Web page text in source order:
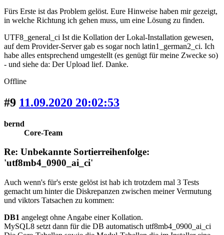
Fürs Erste ist das Problem gelöst. Eure Hinweise haben mir gezeigt,
in welche Richtung ich gehen muss, um eine Lösung zu finden.
UTF8_general_ci Ist die Kollation der Lokal-Installation gewesen,
auf dem Provider-Server gab es sogar noch latin1_german2_ci. Ich
habe alles entsprechend umgestellt (es genügt für meine Zwecke so)
- und siehe da: Der Upload lief. Danke.
Offline
#9 11.09.2020 20:02:53
bernd
Core-Team
Re: Unbekannte Sortierreihenfolge:
'utf8mb4_0900_ai_ci'
Auch wenn's für's erste gelöst ist hab ich trotzdem mal 3 Tests
gemacht um hinter die Diskrepanzen zwischen meiner Vermutung
und viktors Tatsachen zu kommen:
DB1 angelegt ohne Angabe einer Kollation.
MySQL8 setzt dann für die DB automatisch utf8mb4_0900_ai_ci